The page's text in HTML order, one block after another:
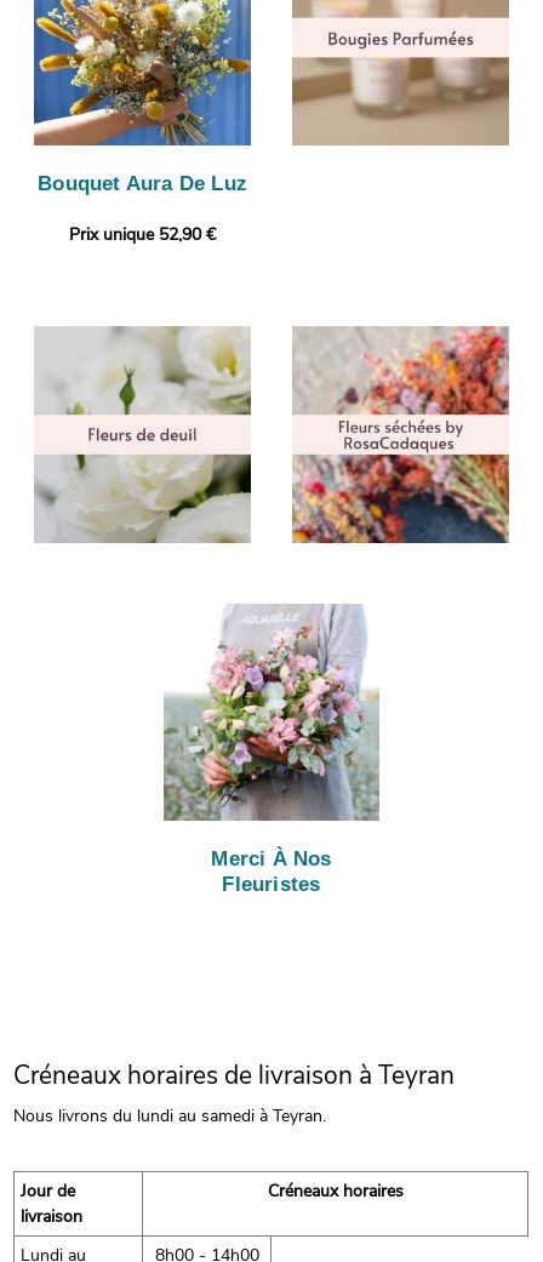
Bouquet Aura De Luz
Prix unique 52,90 €
Merci À Nos
Fleuristes
Créneaux horaires de livraison à Teyran
Nous livrons du lundi au samedi à Teyran.
Jour de
livraison
Créneaux horaires
Lundi au
8h00 - 14h00